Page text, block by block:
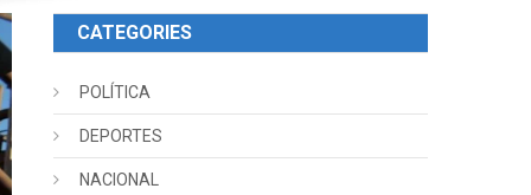
CATEGORIES
POLÍTICA
DEPORTES
NACIONAL